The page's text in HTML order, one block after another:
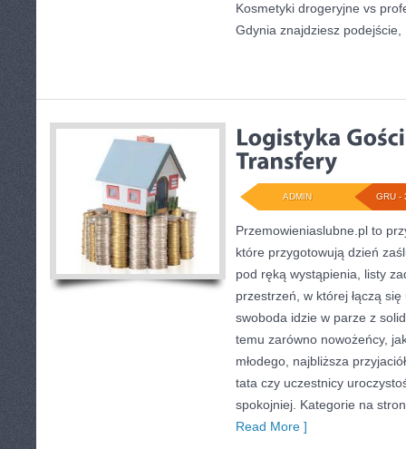
Kosmetyki drogeryjne vs
Gdynia znajdziesz podejście,
GRU -
ADMIN
Przemowieniaslubne.pl to
które przygotowują dzień
pod ręką wystąpienia, listy
przestrzeń, w której łączą
swoboda idzie w parze z
temu zarówno nowożeńcy,
młodego, najbliższa
tata czy uczestnicy
spokojniej. Kategorie na
Read More ]